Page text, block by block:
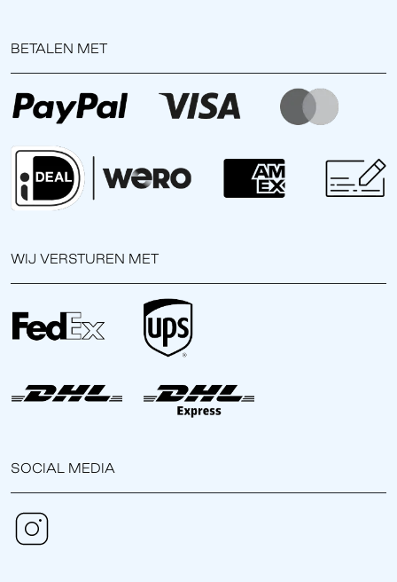
BETALEN MET
WIJ VERSTUREN MET
SOCIAL MEDIA